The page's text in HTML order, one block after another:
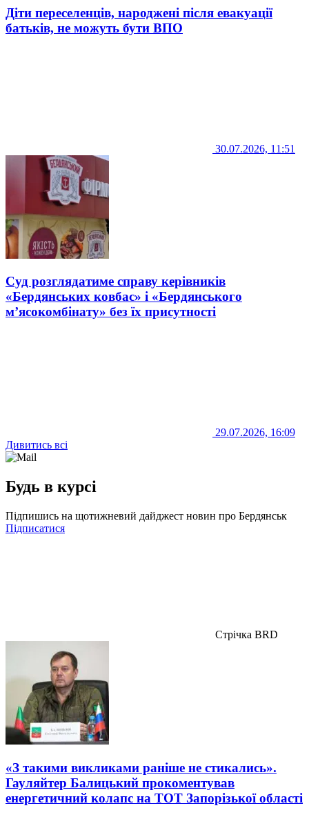
Діти переселенців, народжені після евакуації
батьків, не можуть бути ВПО
30.07.2026, 11:51
Суд розглядатиме справу керівників
«Бердянських ковбас» і «Бердянського
м’ясокомбінату» без їх присутності
29.07.2026, 16:09
Дивитись всі
Будь в курсі
Підпишись на щотижневий дайджест новин про Бердянськ
Підписатися
Стрічка BRD
«З такими викликами раніше не стикались».
Гауляйтер Балицький прокоментував
енергетичний колапс на ТОТ Запорізької області